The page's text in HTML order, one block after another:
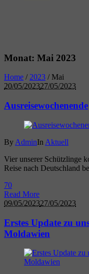
Monat: Mai 2023
Home /2023 / Mai
20/05/202327/05/2023
Ausreisewochenende
By AdminIn Aktuell
Vier unserer Schützlinge
Reise nach Deutschland
70
Read More
09/05/202327/05/2023
Erstes Update zu
Moldawien